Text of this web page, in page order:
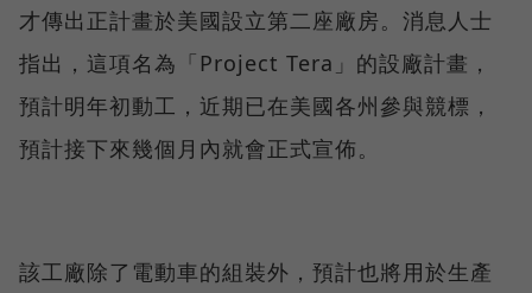
才傳出正計畫於美國設立第二座廠房。消息人士
指出，這項名為「Project Tera」的設廠計畫，
預計明年初動工，近期已在美國各州參與競標，
預計接下來幾個月內就會正式宣佈。
該工廠除了電動車的組裝外，預計也將用於生產